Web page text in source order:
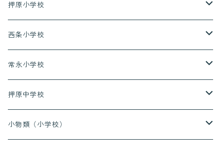
押原小学校
上着（長袖）
上着（半袖）
長ズボン
ハーフパンツ
西条小学校
上着（長袖）
上着（半袖）
長ズボン
常永小学校
上着（長袖）
上着（半袖）
押原中学校
上着（長袖）
小物類（小学校）